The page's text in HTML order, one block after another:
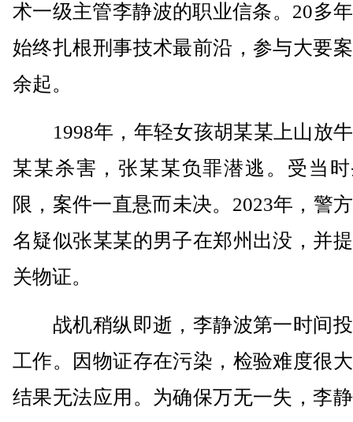
术一级主管李静波的职业信条。20多
始终扎根刑事技术最前沿，参与大要
余起。
1998年，年轻女孩胡某某上山放
某某杀害，张某某负罪潜逃。受当
限，案件一直悬而未决。2023年，警
名疑似张某某的男子在郑州出没，并
关物证。
战机稍纵即逝，李静波第一时间
工作。因物证存在污染，检验难度很
结果无法应用。为确保万无一失，李